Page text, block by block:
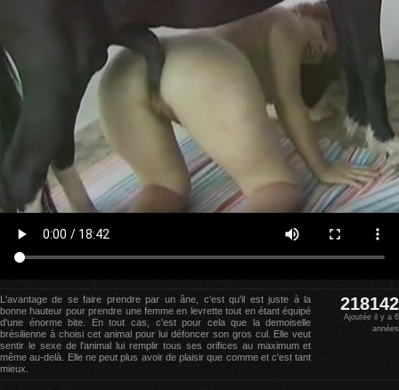
L'avantage de se faire prendre par un âne, c'est qu'il est juste à la
bonne hauteur pour prendre une femme en levrette tout en étant équipé
d'une énorme bite. En tout cas, c'est pour cela que la demoiselle
brésilienne à choisi cet animal pour lui défoncer son gros cul. Elle veut
sentir le sexe de l'animal lui remplir tous ses orifices au maximum et
même au-delà. Elle ne peut plus avoir de plaisir que comme et c'est tant
mieux.
218142
Ajoutée il y a 6
années